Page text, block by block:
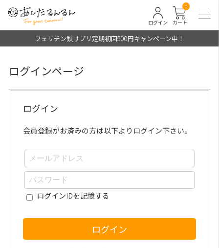
カート
0
ログイン
フェリチン鉄サプリ定期初回500円キャンペーン中！
ログインページ
ログイン
会員登録がお済みの方は以下よりログイン下さい。
ログインIDを記憶する
ログイン